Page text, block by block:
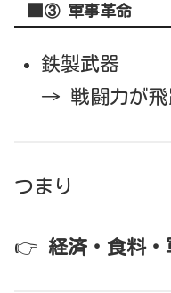
■③ 軍事革命
鉄製武器
→ 戦闘力が飛
つまり
👉 経済・食料